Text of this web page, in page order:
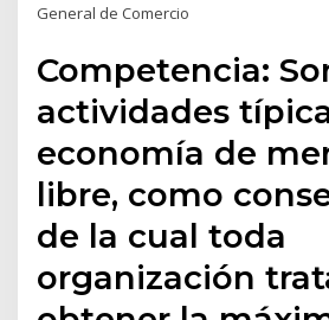
General de Comercio
Competencia:
actividades
economía de
libre, como
de la cual toda
organización